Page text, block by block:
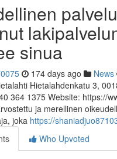
sinua
174 days ago News
Hietalahdenkatu 3,
364 1375 Website: https://
ja merellinen
joka https://
Who Upvoted